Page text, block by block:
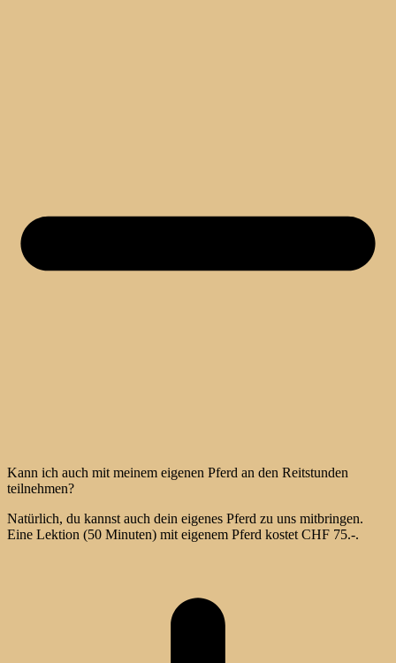
Kann ich auch mit meinem eigenen Pferd an den Reitstunden
teilnehmen?
Natürlich, du kannst auch dein eigenes Pferd zu uns mitbringen.
Eine Lektion (50 Minuten) mit eigenem Pferd kostet CHF 75.-.